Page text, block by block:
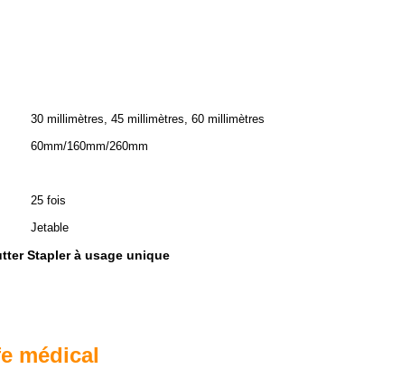
30 millimètres, 45 millimètres, 60 millimètres
60mm/160mm/260mm
25 fois
Jetable
Stapler à usage unique
médical